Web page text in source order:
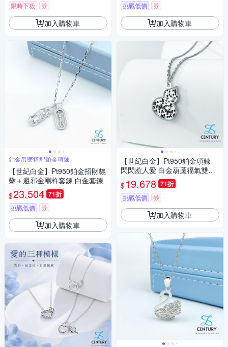
限時下殺 券
加入購物車
鉑金吊墜搭配鉑金項鍊
【世紀白金】Pt950鉑金招財貔
貅＋避邪金剛杵套鍊 白金套鍊
$23,504 71折
挑戰低價 券
加入購物車
挑戰低價 券
加入購物車
【世紀白金】Pt950鉑金項鍊
閃閃惹人愛 白金葫蘆福氣雙面
吊墜項鍊
$19,678 71折
挑戰低價 券
加入購物車